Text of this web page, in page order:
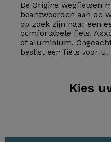
De Origine wegfietsen
beantwoorden aan de
op zoek zijn naar een
comfortabele fiets.
of aluminium.
beslist een fiets voor u.
Kies